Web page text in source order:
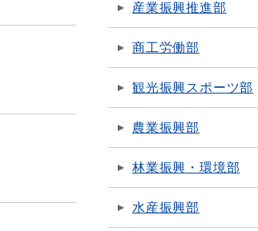
産業振興推進部
商工労働部
観光振興スポーツ部
農業振興部
林業振興・環境部
水産振興部